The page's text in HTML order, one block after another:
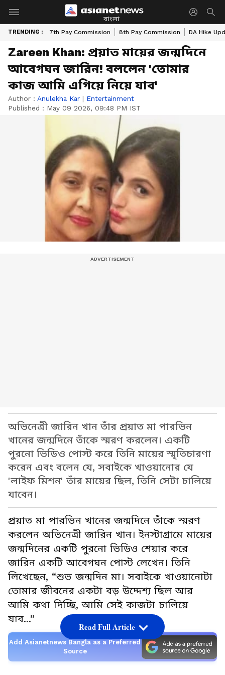
বাংলা
TRENDING : 7th Pay Commission 8th Pay Commission DA Hike
Zareen Khan: প্রয়াত মায়ের জন্মদিনে
আবেগঘন জারিন! বললেন 'তোমার
কাজ আমি এগিয়ে নিয়ে যাব'
Author : Anulekha Kar | Entertainment
Published : May 09 2026, 09:48 PM IST
অভিনেত্রী জারিন খান তাঁর প্রয়াত মা পারভিন
খানের জন্মদিনে তাঁকে স্মরণ করলেন। একটি
পুরনো ভিডিও পোস্ট করে তিনি মায়ের স্মৃতিচারণা
করেন এবং বলেন যে, সবাইকে খাওয়ানোর যে
'লাইফ মিশন' তাঁর মায়ের ছিল, তিনি সেটা চালিয়ে
যাবেন।
প্রয়াত মা পারভিন খানের জন্মদিনে তাঁকে স্মরণ
করলেন অভিনেত্রী জারিন খান। ইনস্টাগ্রামে মায়ের
জন্মদিনের একটি পুরনো ভিডিও শেয়ার করে
জারিন একটি আবেগঘন পোস্ট লেখেন। তিনি
লিখেছেন, “শুভ জন্মদিন মা। সবাইকে খাওয়ানোটা
তোমার জীবনের একটা বড় উদ্দেশ্য ছিল আর
আমি কথা দিচ্ছি, আমি সেই কাজটা চালিয়ে
যাব...”
Add Asianetnews Bangla as a Preferred
Source
Read Full Article